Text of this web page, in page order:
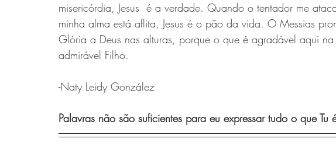
misericórdia, Jesus  é a verdade. Quando o tentador me
minha alma está aflita, Jesus é o pão da vida. O Messias
Glória a Deus nas alturas, porque o que é agradável aqui na
admirável Filho.
-Naty Leidy González
Palavras não são suficientes para eu expressar tudo o que Tu